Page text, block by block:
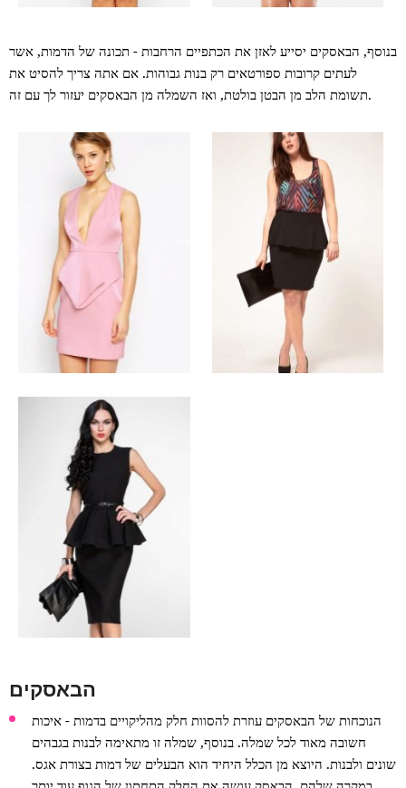
בנוסף, הבאסקים יסייע לאזן את הכתפיים הרחבות - תכונה של הדמות, אשר
לעתים קרובות ספורטאים רק בנות גבוהות. אם אתה צריך להסיט את
תשומת הלב מן הבטן בולטת, ואז השמלה מן הבאסקים יעזור לך עם זה.
הבאסקים
הנוכחות של הבאסקים עוזרת להסוות חלק מהליקויים בדמות - איכות
חשובה מאוד לכל שמלה. בנוסף, שמלה זו מתאימה לבנות בגבהים
שונים ולבנות. היוצא מן הכלל היחיד הוא הבעלים של דמות בצורת אגס.